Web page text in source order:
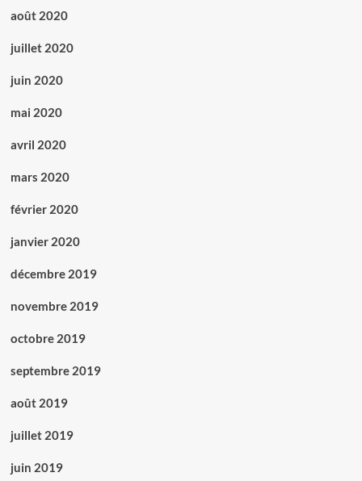
août 2020
juillet 2020
juin 2020
mai 2020
avril 2020
mars 2020
février 2020
janvier 2020
décembre 2019
novembre 2019
octobre 2019
septembre 2019
août 2019
juillet 2019
juin 2019